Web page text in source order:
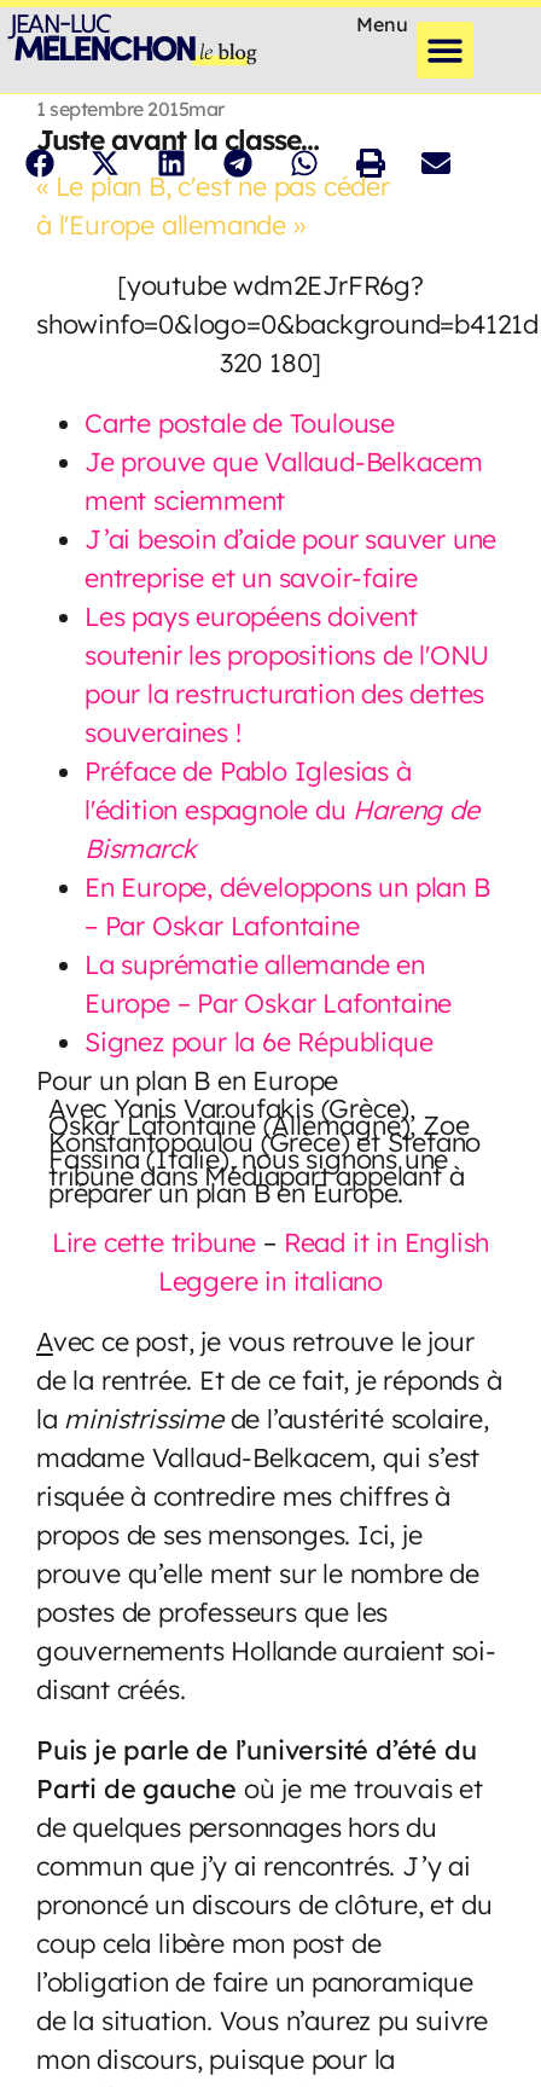
Menu
1 septembre 2015mar
Juste avant la classe…
« Le plan B, c'est ne pas céder
à l'Europe allemande »
[youtube wdm2EJrFR6g?
showinfo=0&logo=0&background=b4121d
320 180]
Carte postale de Toulouse
Je prouve que Vallaud-Belkacem
ment sciemment
J’ai besoin d’aide pour sauver une
entreprise et un savoir-faire
Les pays européens doivent
soutenir les propositions de l'ONU
pour la restructuration des dettes
souveraines !
Préface de Pablo Iglesias à
l'édition espagnole du Hareng de
Bismarck
En Europe, développons un plan B
– Par Oskar Lafontaine
La suprématie allemande en
Europe – Par Oskar Lafontaine
Signez pour la 6e République
Pour un plan B en Europe
Avec Yanis Varoufakis (Grèce),
Oskar Lafontaine (Allemagne), Zoe
Konstantopoulou (Grèce) et Stefano
Fassina (Italie), nous signons une
tribune dans Médiapart appelant à
préparer un plan B en Europe.
Lire cette tribune – Read it in English
Leggere in italiano
Avec ce post, je vous retrouve le jour
de la rentrée. Et de ce fait, je réponds à
la ministrissimede l’austérité scolaire,
madame Vallaud-Belkacem, qui s’est
risquée à contredire mes chiffres à
propos de ses mensonges. Ici, je
prouve qu’elle ment sur le nombre de
postes de professeurs que les
gouvernements Hollande auraient soi-
disant créés.
Puis je parle de l’université d’été du
Parti de gauche où je me trouvais et
de quelques personnages hors du
commun que j’y ai rencontrés. J’y ai
prononcé un discours de clôture, et du
coup cela libère mon post de
l’obligation de faire un panoramique
de la situation. Vous n’aurez pu suivre
mon discours, puisque pour la